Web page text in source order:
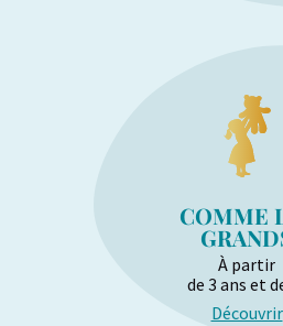
COMME
À partir
de 3 ans et
Découvrir